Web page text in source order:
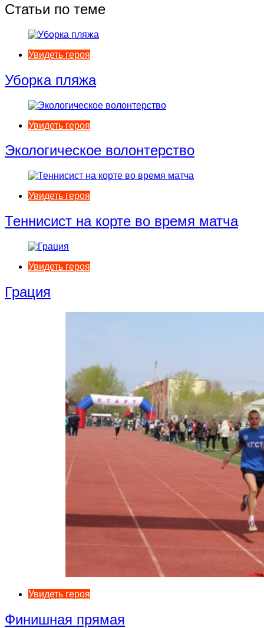
Статьи по теме
Увидеть героя
Уборка пляжа
Увидеть героя
Экологическое волонтерство
Увидеть героя
Теннисист на корте во время матча
Увидеть героя
Грация
Увидеть героя
Финишная прямая